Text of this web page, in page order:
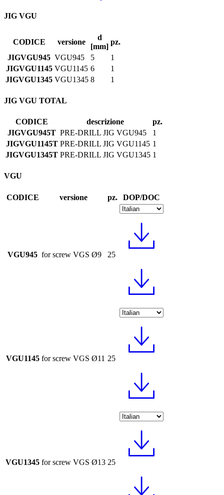
JIG VGU
CODICE versione
d
[mm]
pz.
JIGVGU945 VGU945 5
1
JIGVGU1145 VGU1145 6
1
JIGVGU1345 VGU1345 8 1
JIG VGU TOTAL
CODICE descrizione
pz.
JIGVGU945T PRE-DRILL JIG VGU945
1
JIGVGU1145T PRE-DRILL JIG VGU1145 1
JIGVGU1345T PRE-DRILL JIG VGU1345 1
VGU
CODICE versione pz. DOP/DOC
VGU945 for screw VGS Ø9 25
VGU1145 for screw VGS Ø11 25
VGU1345 for screw VGS Ø13 25